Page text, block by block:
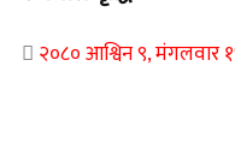
२०८० आश्विन ९, मंगलवार